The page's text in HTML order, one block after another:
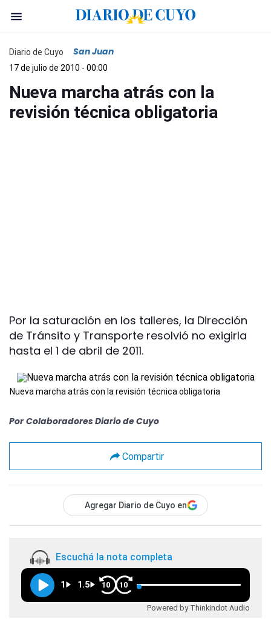
Diario de Cuyo San Juan
17 de julio de 2010 - 00:00
Nueva marcha atrás con la
revisión técnica obligatoria
Por la saturación en los talleres, la Dirección
de Tránsito y Transporte resolvió no exigirla
hasta el 1 de abril de 2011.
Nueva marcha atrás con la revisión técnica obligatoria
Por Colaboradores Diario de Cuyo
Compartir
Agregar Diario de Cuyo en
Escuchá la nota completa
1 1.5 10 10
Powered by Thinkindot Audio